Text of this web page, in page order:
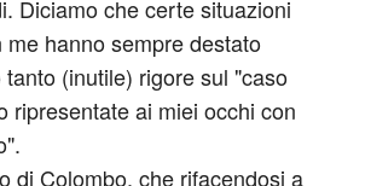
Diciamo che certe situazioni
hanno sempre destato
(inutile) rigore sul "caso
ripresentate ai miei occhi con
di Colombo, che rifacendosi a